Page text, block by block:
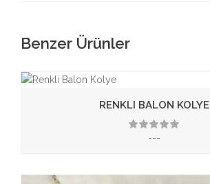
Benzer Ürünler
RENKLI BALON KOLYE
3.50
---